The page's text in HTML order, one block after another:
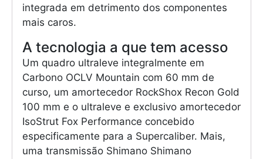
integrada em detrimento dos componentes
mais caros.
A tecnologia a que tem acesso
Um quadro ultraleve integralmente em
Carbono OCLV Mountain com 60 mm de
curso, um amortecedor RockShox Recon Gold
100 mm e o ultraleve e exclusivo amortecedor
IsoStrut Fox Performance concebido
especificamente para a Supercaliber. Mais,
uma transmissão Shimano Shimano